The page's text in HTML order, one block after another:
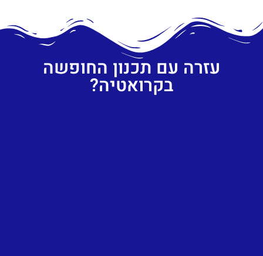
עזרה עם תכנון החופשה
בקרואטיה?